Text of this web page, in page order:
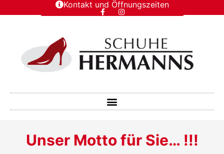
Kontakt und Öffnungszeiten
Unser Motto für Sie… !!!